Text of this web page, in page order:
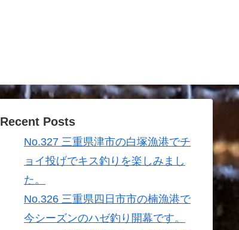
Recent Posts
No.327 三重県津市の白塚漁港でチ
ョイ投げでキス釣りを楽しみまし
た。
No.326 三重県四日市市の楠漁港で
今シーズンのハゼ釣り開幕です。